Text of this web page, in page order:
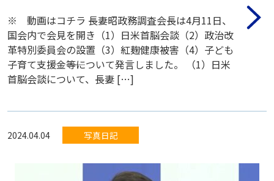
※ 動画はコチラ 長妻昭政務調査会長は4月11日、
国会内で会見を開き（1）日米首脳会談（2）政治改
革特別委員会の設置（3）紅麹健康被害（4）子ども
子育て支援金――等について発言しました。 （1）日米
首脳会談について、長妻 […]
2024.04.04 写真日記